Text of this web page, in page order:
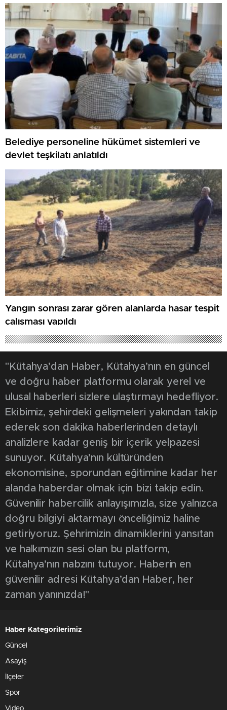
Belediye personeline hükümet sistemleri ve
devlet teşkilatı anlatıldı
Yangın sonrası zarar gören alanlarda hasar tespit
çalışması yapıldı
"Kütahya’dan Haber, Kütahya’nın en güncel
ve doğru haber platformu olarak yerel ve
ulusal haberleri sizlere ulaştırmayı hedefliyor.
Ekibimiz, şehirdeki gelişmeleri yakından takip
ederek son dakika haberlerinden detaylı
analizlere kadar geniş bir içerik yelpazesi
sunuyor. Kütahya’nın kültüründen
ekonomisine, sporundan eğitimine kadar her
alanda haberdar olmak için bizi takip edin.
Güvenilir habercilik anlayışımızla, size yalnızca
doğru bilgiyi aktarmayı önceliğimiz haline
getiriyoruz. Şehrimizin dinamiklerini yansıtan
ve halkımızın sesi olan bu platform,
Kütahya’nın nabzını tutuyor. Haberin en
güvenilir adresi Kütahya’dan Haber, her
zaman yanınızda!"
Haber Kategorilerimiz
Güncel
Asayiş
İlçeler
Spor